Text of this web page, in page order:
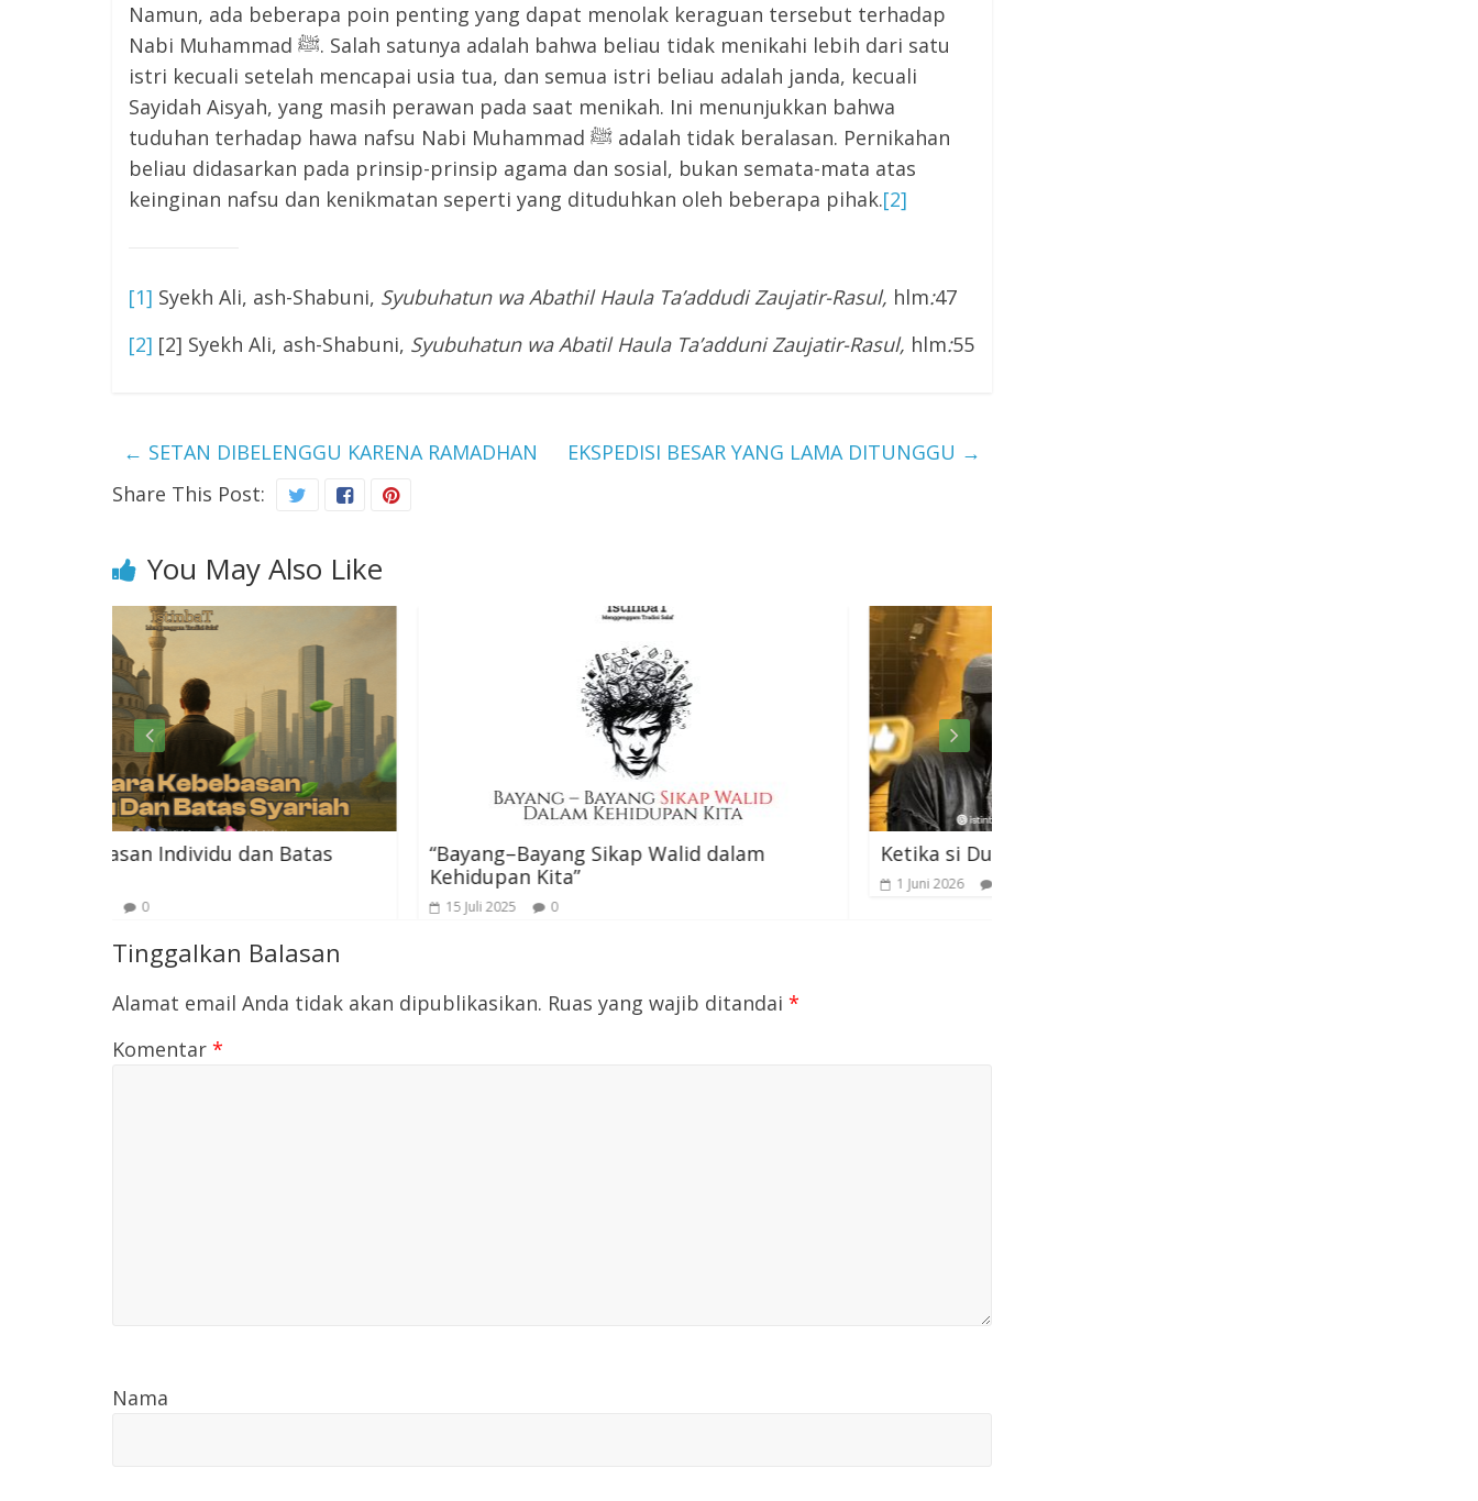
Namun, ada beberapa poin penting yang dapat menolak keraguan tersebut terhadap
Nabi Muhammad ﷺ. Salah satunya adalah bahwa beliau tidak menikahi lebih dari satu
istri kecuali setelah mencapai usia tua, dan semua istri beliau adalah janda, kecuali
Sayidah Aisyah, yang masih perawan pada saat menikah. Ini menunjukkan bahwa
tuduhan terhadap hawa nafsu Nabi Muhammad ﷺ adalah tidak beralasan. Pernikahan
beliau didasarkan pada prinsip-prinsip agama dan sosial, bukan semata-mata atas
keinginan nafsu dan kenikmatan seperti yang dituduhkan oleh beberapa pihak.[2]
[1] Syekh Ali, ash-Shabuni, Syubuhatun wa Abathil Haula Ta’addudi Zaujatir-Rasul, hlm:47
[2] [2] Syekh Ali, ash-Shabuni, Syubuhatun wa Abatil Haula Ta’adduni Zaujatir-Rasul, hlm:55
← SETAN DIBELENGGU KARENA RAMADHAN EKSPEDISI BESAR YANG LAMA DITUNGGU →
Share This Post:
You May Also Like
“Bayang–Bayang Sikap Walid dalam
Ketika si Dungu Justru Menjadi Ahli Surga
Tinggalkan Balasan
Alamat email Anda tidak akan dipublikasikan. Ruas yang wajib ditandai *
Komentar *
Nama